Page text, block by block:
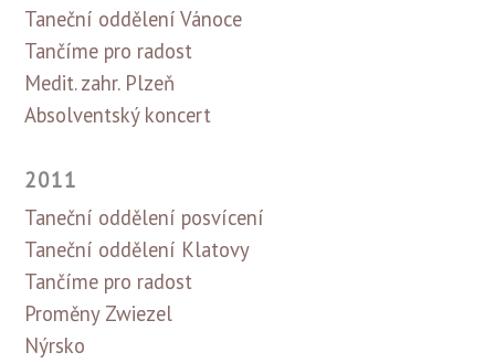
Taneční oddělení Vánoce
Tančíme pro radost
Medit. zahr. Plzeň
Absolventský koncert
2011
Taneční oddělení posvícení
Taneční oddělení Klatovy
Tančíme pro radost
Proměny Zwiezel
Nýrsko